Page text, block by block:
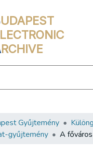
UDAPEST
LECTRONIC
RCHIVE
& Collections
Gyűjtemény
gyűjtemény
A